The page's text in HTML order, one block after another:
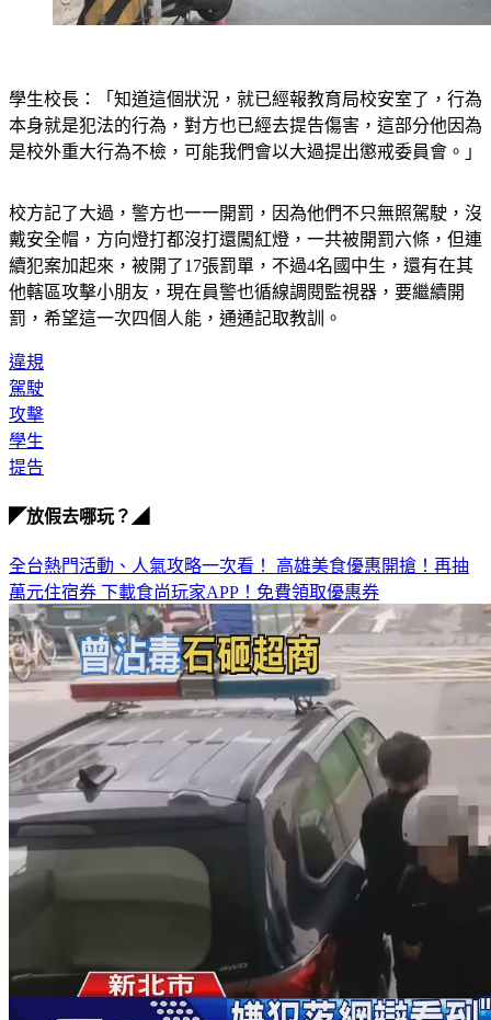
學生校長：「知道這個狀況，就已經報教育局校安室了，行為
本身就是犯法的行為，對方也已經去提告傷害，這部分他因為
是校外重大行為不檢，可能我們會以大過提出懲戒委員會。」
校方記了大過，警方也一一開罰，因為他們不只無照駕駛，沒
戴安全帽，方向燈打都沒打還闖紅燈，一共被開罰六條，但連
續犯案加起來，被開了17張罰單，不過4名國中生，還有在其
他轄區攻擊小朋友，現在員警也循線調閱監視器，要繼續開
罰，希望這一次四個人能，通通記取教訓。
違規
駕駛
攻擊
學生
提告
◤放假去哪玩？◢
全台熱門活動、人氣攻略一次看！ 高雄美食優惠開搶！再抽
萬元住宿券 下載食尚玩家APP！免費領取優惠券